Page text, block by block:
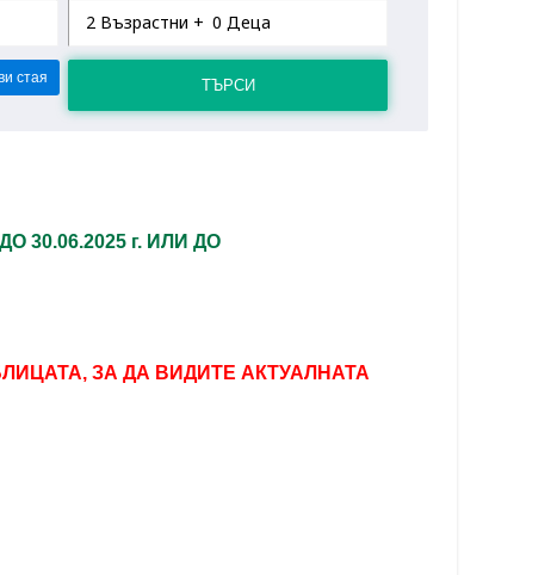
2 Възрастни + 0 Деца
стая ТЪРСИ
ДО 30.06.2025 г. ИЛИ ДО
ЗА ДА ВИДИТЕ АКТУАЛНАТА